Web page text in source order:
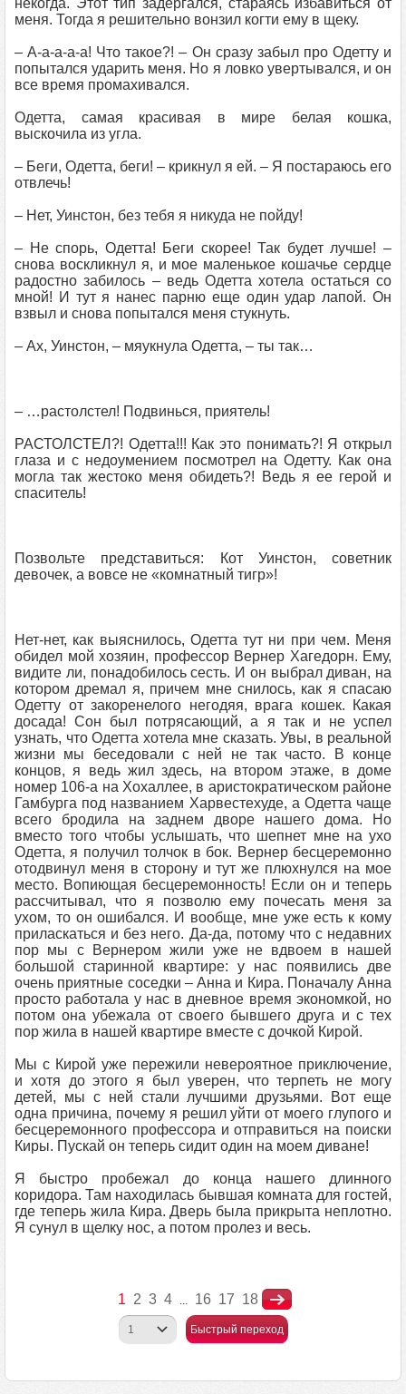
некогда. Этот тип задергался, стараясь избавиться от
меня. Тогда я решительно вонзил когти ему в щеку.
– А-а-а-а-а! Что такое?! – Он сразу забыл про Одетту и
попытался ударить меня. Но я ловко увертывался, и он
все время промахивался.
Одетта, самая красивая в мире белая кошка,
выскочила из угла.
– Беги, Одетта, беги! – крикнул я ей. – Я постараюсь его
отвлечь!
– Нет, Уинстон, без тебя я никуда не пойду!
– Не спорь, Одетта! Беги скорее! Так будет лучше! –
снова воскликнул я, и мое маленькое кошачье сердце
радостно забилось – ведь Одетта хотела остаться со
мной! И тут я нанес парню еще один удар лапой. Он
взвыл и снова попытался меня стукнуть.
– Ах, Уинстон, – мяукнула Одетта, – ты так…
– …растолстел! Подвинься, приятель!
РАСТОЛСТЕЛ?! Одетта!!! Как это понимать?! Я открыл
глаза и с недоумением посмотрел на Одетту. Как она
могла так жестоко меня обидеть?! Ведь я ее герой и
спаситель!
Позвольте представиться: Кот Уинстон, советник
девочек, а вовсе не «комнатный тигр»!
Нет-нет, как выяснилось, Одетта тут ни при чем. Меня
обидел мой хозяин, профессор Вернер Хагедорн. Ему,
видите ли, понадобилось сесть. И он выбрал диван, на
котором дремал я, причем мне снилось, как я спасаю
Одетту от закоренелого негодяя, врага кошек. Какая
досада! Сон был потрясающий, а я так и не успел
узнать, что Одетта хотела мне сказать. Увы, в реальной
жизни мы беседовали с ней не так часто. В конце
концов, я ведь жил здесь, на втором этаже, в доме
номер 106-а на Хохаллее, в аристократическом районе
Гамбурга под названием Харвестехуде, а Одетта чаще
всего бродила на заднем дворе нашего дома. Но
вместо того чтобы услышать, что шепнет мне на ухо
Одетта, я получил толчок в бок. Вернер бесцеремонно
отодвинул меня в сторону и тут же плюхнулся на мое
место. Вопиющая бесцеремонность! Если он и теперь
рассчитывал, что я позволю ему почесать меня за
ухом, то он ошибался. И вообще, мне уже есть к кому
приласкаться и без него. Да-да, потому что с недавних
пор мы с Вернером жили уже не вдвоем в нашей
большой старинной квартире: у нас появились две
очень приятные соседки – Анна и Кира. Поначалу Анна
просто работала у нас в дневное время экономкой, но
потом она убежала от своего бывшего друга и с тех
пор жила в нашей квартире вместе с дочкой Кирой.
Мы с Кирой уже пережили невероятное приключение,
и хотя до этого я был уверен, что терпеть не могу
детей, мы с ней стали лучшими друзьями. Вот еще
одна причина, почему я решил уйти от моего глупого и
бесцеремонного профессора и отправиться на поиски
Киры. Пускай он теперь сидит один на моем диване!
Я быстро пробежал до конца нашего длинного
коридора. Там находилась бывшая комната для гостей,
где теперь жила Кира. Дверь была прикрыта неплотно.
Я сунул в щелку нос, а потом пролез и весь.
1 2 3 4 ... 16 17 18
Быстрый переход